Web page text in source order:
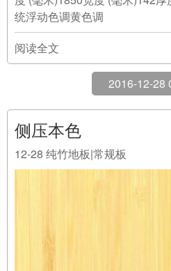
阅读全文
12-28纯竹地板|常规板